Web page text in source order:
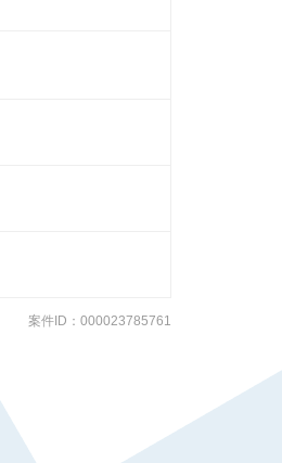
案件ID：000023785761